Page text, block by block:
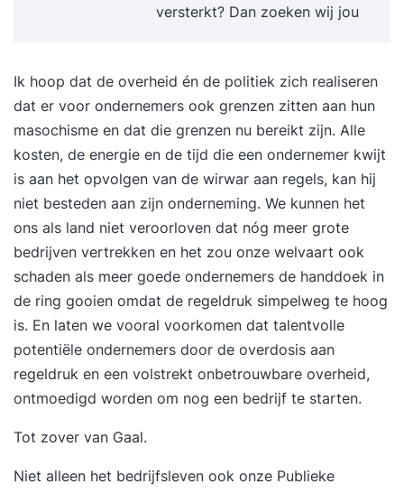
voordelen voor jouw omgeving? Hoe kun je jouw
afloop van de training ontvang je een bericht met
de meest belangrijke inzichten over het
onderwerp Proactief en ondernemend
gedrag. Daarnaast verto
versterkt? Dan zoeken wij jou
Ik hoop dat de overheid én de politiek zich realiseren
dat er voor ondernemers ook grenzen zitten aan hun
masochisme en dat die grenzen nu bereikt zijn. Alle
kosten, de energie en de tijd die een ondernemer kwijt
is aan het opvolgen van de wirwar aan regels, kan hij
niet besteden aan zijn onderneming. We kunnen het
ons als land niet veroorloven dat nóg meer grote
bedrijven vertrekken en het zou onze welvaart ook
schaden als meer goede ondernemers de handdoek in
de ring gooien omdat de regeldruk simpelweg te hoog
is. En laten we vooral voorkomen dat talentvolle
potentiële ondernemers door de overdosis aan
regeldruk en een volstrekt onbetrouwbare overheid,
ontmoedigd worden om nog een bedrijf te starten.
Tot zover van Gaal.
Niet alleen het bedrijfsleven ook onze Publieke